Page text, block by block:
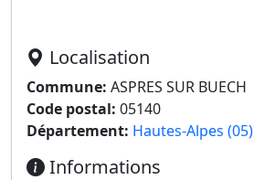
Localisation
Commune: ASPRES SUR BUECH
Code postal: 05140
Département: Hautes-Alpes (05)
Informations